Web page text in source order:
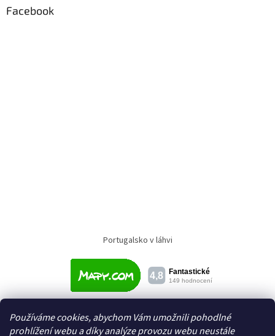
Používáme cookies, abychom Vám umožnili pohodlné
prohlížení webu a díky analýze provozu webu neustále
Facebook
Portugalsko v láhvi